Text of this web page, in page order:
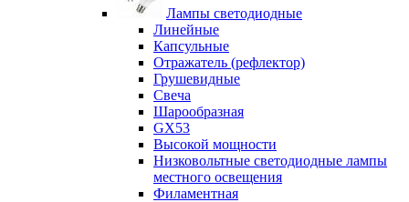
Лампы светодиодные
Линейные
Капсульные
Отражатель (рефлектор)
Грушевидные
Свеча
Шарообразная
GX53
Высокой мощности
Низковольтные светодиодные лампы
местного освещения
Филаментная